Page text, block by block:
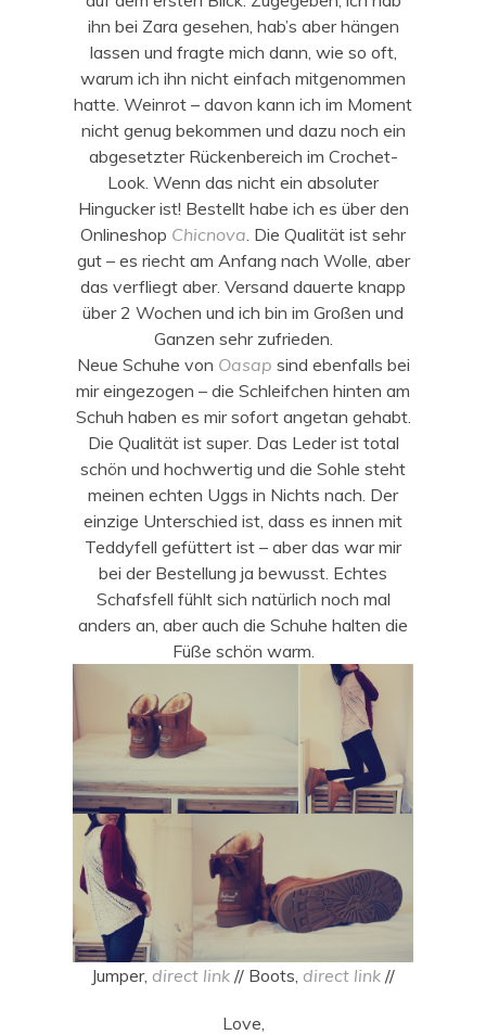
ihn bei Zara gesehen, hab’s aber hängen
lassen und fragte mich dann, wie so oft,
warum ich ihn nicht einfach mitgenommen
hatte. Weinrot – davon kann ich im Moment
nicht genug bekommen und dazu noch ein
abgesetzter Rückenbereich im Crochet-
Look. Wenn das nicht ein absoluter
Hingucker ist! Bestellt habe ich es über den
Onlineshop Chicnova. Die Qualität ist sehr
gut – es riecht am Anfang nach Wolle, aber
das verfliegt aber. Versand dauerte knapp
über 2 Wochen und ich bin im Großen und
Ganzen sehr zufrieden.
Neue Schuhe von Oasap sind ebenfalls bei
mir eingezogen – die Schleifchen hinten am
Schuh haben es mir sofort angetan gehabt.
Die Qualität ist super. Das Leder ist total
schön und hochwertig und die Sohle steht
meinen echten Uggs in Nichts nach. Der
einzige Unterschied ist, dass es innen mit
Teddyfell gefüttert ist – aber das war mir
bei der Bestellung ja bewusst. Echtes
Schafsfell fühlt sich natürlich noch mal
anders an, aber auch die Schuhe halten die
Füße schön warm.
Jumper, direct link // Boots, direct link //
Love,